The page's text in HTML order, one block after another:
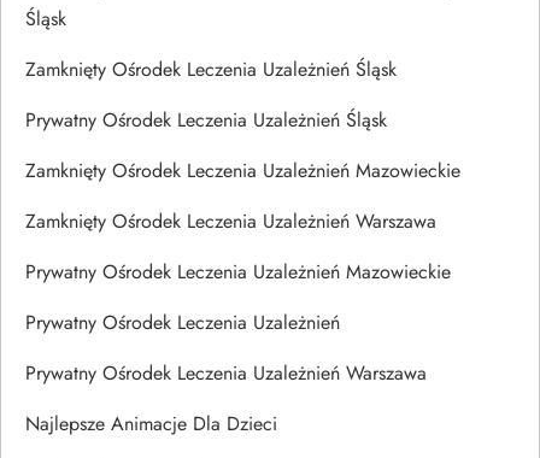
Śląsk
Zamknięty Ośrodek Leczenia Uzależnień Śląsk
Prywatny Ośrodek Leczenia Uzależnień Śląsk
Zamknięty Ośrodek Leczenia Uzależnień Mazowieckie
Zamknięty Ośrodek Leczenia Uzależnień Warszawa
Prywatny Ośrodek Leczenia Uzależnień Mazowieckie
Prywatny Ośrodek Leczenia Uzależnień
Prywatny Ośrodek Leczenia Uzależnień Warszawa
Najlepsze Animacje Dla Dzieci